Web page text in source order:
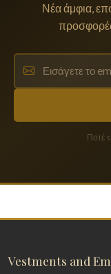
Νέα άμφια,
Ποτέ
Vestments and